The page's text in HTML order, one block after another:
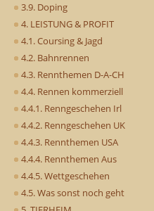
3.9. Doping
4. LEISTUNG & PROFIT
4.1. Coursing & Jagd
4.2. Bahnrennen
4.3. Rennthemen D-A-CH
4.4. Rennen kommerziell
4.4.1. Renngeschehen Irl
4.4.2. Renngeschehen UK
4.4.3. Rennthemen USA
4.4.4. Rennthemen Aus
4.4.5. Wettgeschehen
4.5. Was sonst noch geht